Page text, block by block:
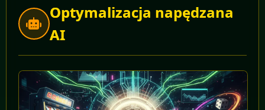
Optymalizacja napędzana
AI